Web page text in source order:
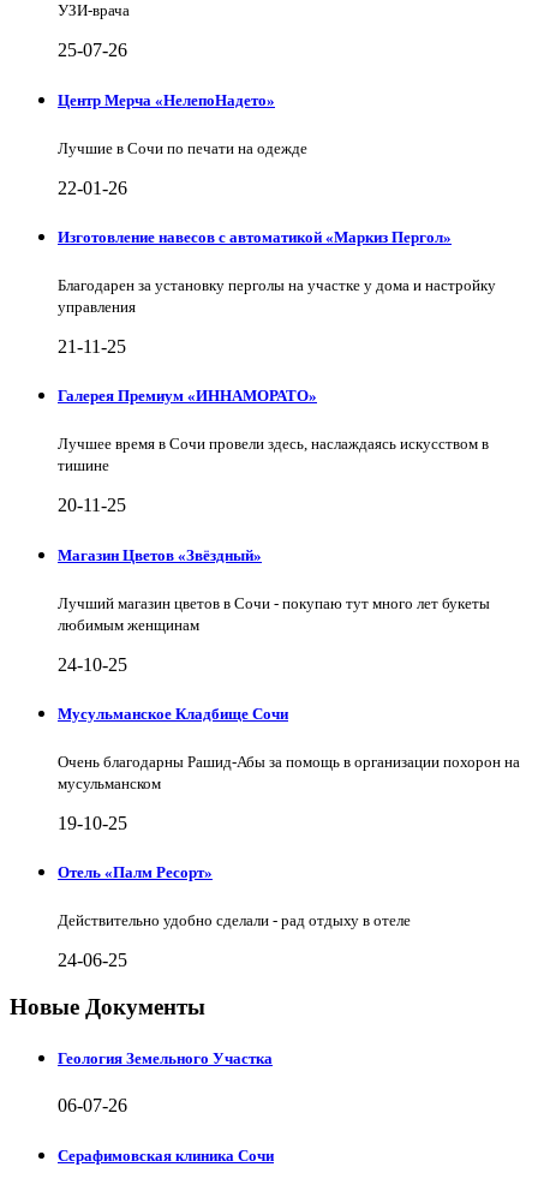
УЗИ-врача
25-07-26
Центр Мерча «НелепоНадето»
Лучшие в Сочи по печати на одежде
22-01-26
Изготовление навесов с автоматикой «Маркиз Пергол»
Благодарен за установку перголы на участке у дома и настройку
управления
21-11-25
Галерея Премиум «ИННАМОРАТО»
Лучшее время в Сочи провели здесь, наслаждаясь искусством в
тишине
20-11-25
Магазин Цветов «Звёздный»
Лучший магазин цветов в Сочи - покупаю тут много лет букеты
любимым женщинам
24-10-25
Мусульманское Кладбище Сочи
Очень благодарны Рашид-Абы за помощь в организации похорон на
мусульманском
19-10-25
Отель «Палм Ресорт»
Действительно удобно сделали - рад отдыху в отеле
24-06-25
Новые Документы
Геология Земельного Участка
06-07-26
Серафимовская клиника Сочи